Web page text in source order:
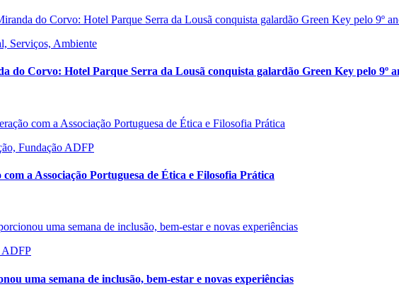
Serviços, Ambiente
do Corvo: Hotel Parque Serra da Lousã conquista galardão Green Key pelo 9º
Fundação ADFP
a Associação Portuguesa de Ética e Filosofia Prática
ADFP
uma semana de inclusão, bem-estar e novas experiências